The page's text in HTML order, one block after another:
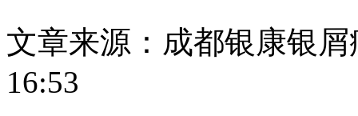
文章来源： 成都银康银
16:53